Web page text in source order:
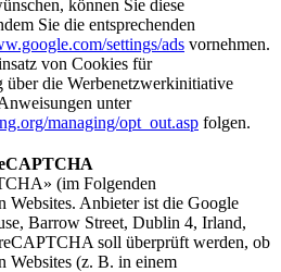
können Sie diese
Sie die entsprechenden
settings/ads vornehmen.
von Cookies für
über die Werbenetzwerkinitiative
unter
managing/opt_out.asp folgen.
(im Folgenden
Anbieter ist die Google
Barrow Street, Dublin 4, Irland,
soll überprüft werden, ob
Websites (z. B. in einem